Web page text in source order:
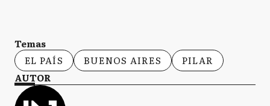
Temas
EL PAÍS
BUENOS AIRES
PILAR
AUTOR